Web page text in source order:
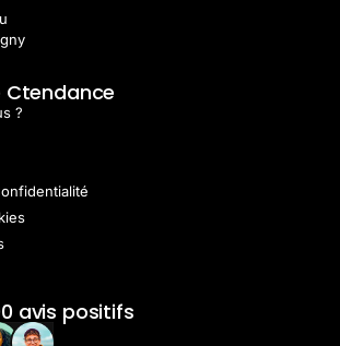
Ctendance
?
avis positifs